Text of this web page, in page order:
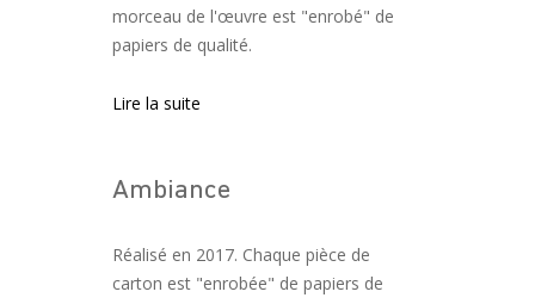
morceau de l'œuvre est "enrobé" de
papiers de qualité.
Lire la suite
Ambiance
Réalisé en 2017. Chaque pièce de
carton est "enrobée" de papiers de